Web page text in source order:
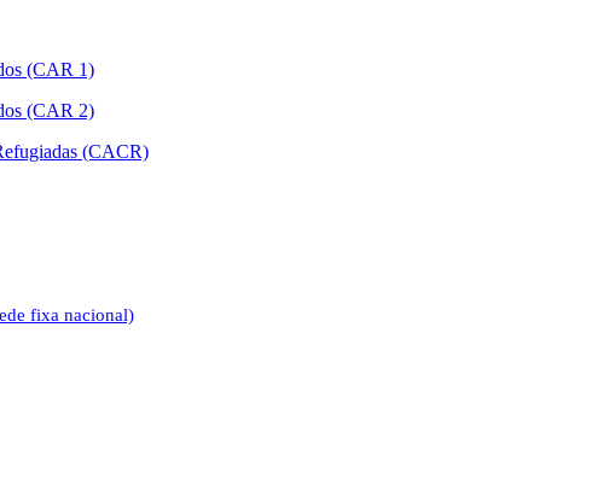
(CAR 1)
(CAR 2)
(CACR)
fixa nacional)